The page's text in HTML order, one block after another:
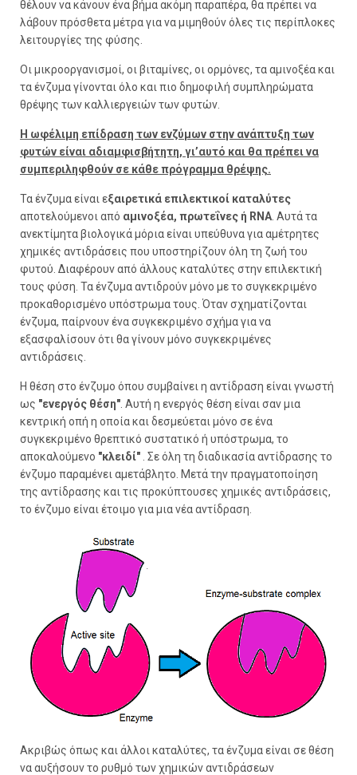
θέλουν να κάνουν ένα βήμα ακόμη παραπέρα, θα πρέπει να
λάβουν πρόσθετα μέτρα για να μιμηθούν όλες τις περίπλοκες
λειτουργίες της φύσης.
Οι μικροοργανισμοί, οι βιταμίνες, οι ορμόνες, τα αμινοξέα και
τα ένζυμα γίνονται όλο και πιο δημοφιλή συμπληρώματα
θρέψης των καλλιεργειών των φυτών.
Η ωφέλιμη επίδραση των ενζύμων στην ανάπτυξη των
φυτών είναι αδιαμφισβήτητη, γι’αυτό και θα πρέπει να
συμπεριληφθούν σε κάθε πρόγραμμα θρέψης.
Τα ένζυμα είναι εξαιρετικά επιλεκτικοί καταλύτες
αποτελούμενοι από αμινοξέα, πρωτεΐνες ή RNA . Αυτά τα
ανεκτίμητα βιολογικά μόρια είναι υπεύθυνα για αμέτρητες
χημικές αντιδράσεις που υποστηρίζουν όλη τη ζωή του
φυτού. Διαφέρουν από άλλους καταλύτες στην επιλεκτική
τους φύση. Τα ένζυμα αντιδρούν μόνο με το συγκεκριμένο
προκαθορισμένο υπόστρωμα τους. Όταν σχηματίζονται
ένζυμα, παίρνουν ένα συγκεκριμένο σχήμα για να
εξασφαλίσουν ότι θα γίνουν μόνο συγκεκριμένες
αντιδράσεις.
Η θέση στο ένζυμο όπου συμβαίνει η αντίδραση είναι γνωστή
ως "ενεργός θέση" . Αυτή η ενεργός θέση είναι σαν μια
κεντρική οπή η οποία και δεσμεύεται μόνο σε ένα
συγκεκριμένο θρεπτικό συστατικό ή υπόστρωμα, το
αποκαλούμενο "κλειδί" . Σε όλη τη διαδικασία αντίδρασης το
ένζυμο παραμένει αμετάβλητο. Μετά την πραγματοποίηση
της αντίδρασης και τις προκύπτουσες χημικές αντιδράσεις,
το ένζυμο είναι έτοιμο για μια νέα αντίδραση.
Ακριβώς όπως και άλλοι καταλύτες, τα ένζυμα είναι σε θέση
να αυξήσουν το ρυθμό των χημικών αντιδράσεων